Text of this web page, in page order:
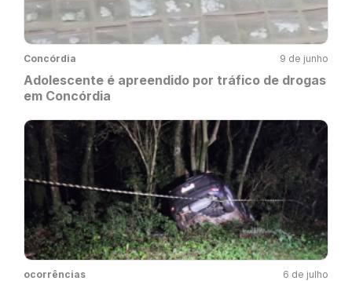
Concórdia 9 de junho
Adolescente é apreendido por tráfico de drogas
em Concórdia
ocorrências 6 de julho